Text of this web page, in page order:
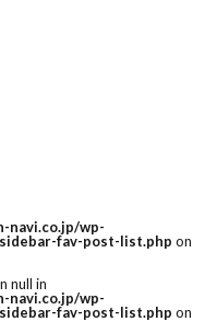
navi.co.jp/wp-
fav-post-list.php on
null in
navi.co.jp/wp-
fav-post-list.php on